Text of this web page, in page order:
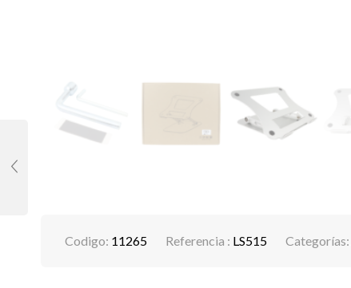
Codigo: 11265 Referencia : LS515 Categorías: